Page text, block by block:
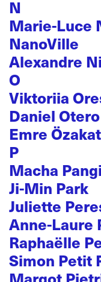
N
Marie-Luce
NanoVille
Alexandre
O
Viktoriia
Daniel
Emre Özakat
P
Macha
Ji-Min Park
Juliette
Anne-Laure
Raphaëlle
Simon Petit